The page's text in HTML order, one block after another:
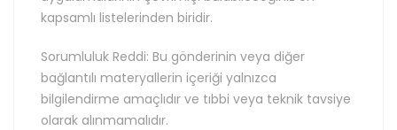
kapsamlı listelerinden biridir.
Sorumluluk Reddi: Bu gönderinin veya diğer
bağlantılı materyallerin içeriği yalnızca
bilgilendirme amaçlıdır ve tıbbi veya teknik tavsiye
olarak alınmamalıdır.